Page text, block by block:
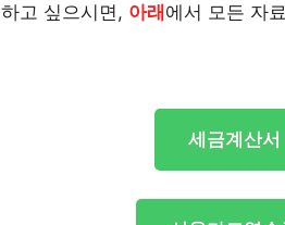
하고 싶으시면, 아래 에서 모든 자
세금계산서